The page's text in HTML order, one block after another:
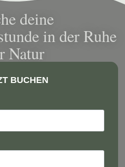
deine
in der Ruhe
Natur
BUCHEN